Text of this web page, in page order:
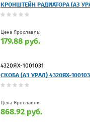
КРОНШТЕЙН РАДИАТОРА (АЗ
Цена Ярославль:
179.88 руб.
4320ЯХ-1001031
СКОБА (АЗ УРАЛ) 4320ЯХ-
Цена Ярославль:
868.92 руб.